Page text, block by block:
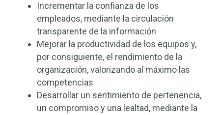
Incrementar la confianza de los
empleados, mediante la circulación
transparente de la información
Mejorar la productividad de los equipos y,
por consiguiente, el rendimiento de la
organización, valorizando al máximo las
competencias
Desarrollar un sentimiento de pertenencia,
un compromiso y una lealtad, mediante la